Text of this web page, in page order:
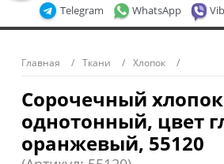
Telegram WhatsApp
Главная Ткани Хлопок
Сорочечный хлопок
однотонный, цвет
оранжевый, 55120